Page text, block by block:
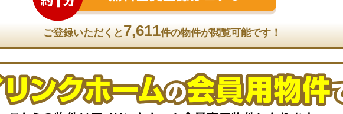
ご登録いただくと7,611件の物件が閲覧可能です！